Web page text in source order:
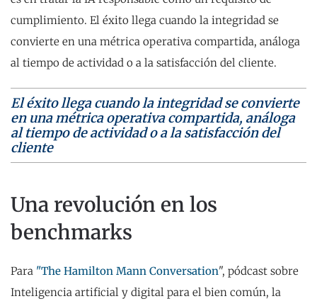
cumplimiento. El éxito llega cuando la integridad se
convierte en una métrica operativa compartida, análoga
al tiempo de actividad o a la satisfacción del cliente.
El éxito llega cuando la integridad se convierte
en una métrica operativa compartida, análoga
al tiempo de actividad o a la satisfacción del
cliente
Una revolución en los
benchmarks
Para "The Hamilton Mann Conversation", pódcast sobre
Inteligencia artificial y digital para el bien común, la